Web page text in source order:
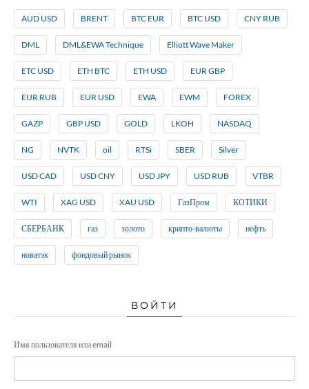
AUD USD BRENT BTC EUR BTC USD CNY RUB
DML DML&EWA Technique Elliott Wave Maker
ETC USD ETH BTC ETH USD EUR GBP
EUR RUB EUR USD EWA EWM FOREX
GAZP GBP USD GOLD LKOH NASDAQ
NG NVTK oil RTSi SBER Silver
USD CAD USD CNY USD JPY USD RUB VTBR
WTI XAG USD XAU USD ГазПром КОТИКИ
СБЕРБАНК газ золото крипто-валюты нефть
новатэк фондовый рынок
ВОЙТИ
Имя пользователя или email